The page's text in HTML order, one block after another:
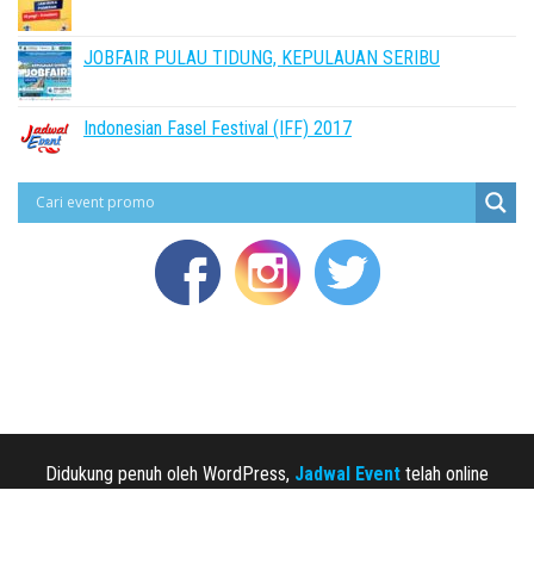
JOBFAIR PULAU TIDUNG, KEPULAUAN SERIBU
Indonesian Fasel Festival (IFF) 2017
Didukung penuh oleh WordPress, Jadwal Event telah online